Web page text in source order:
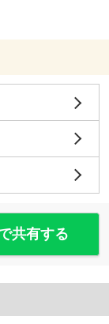
共有する